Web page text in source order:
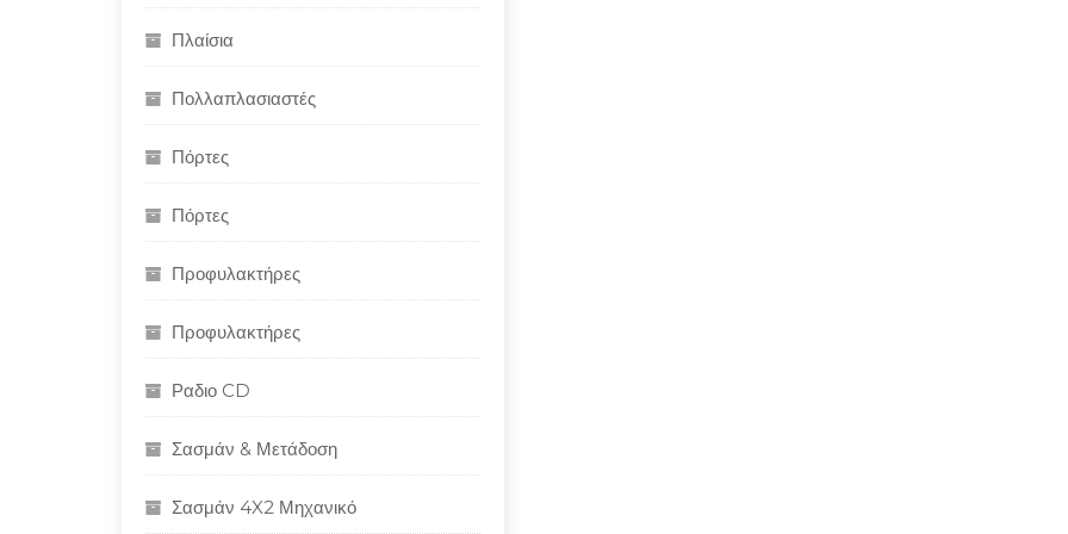
Πλαίσια
Πολλαπλασιαστές
Πόρτες
Πόρτες
Προφυλακτήρες
Προφυλακτήρες
Ραδιο CD
Σασμάν & Μετάδοση
Σασμάν 4X2 Μηχανικό